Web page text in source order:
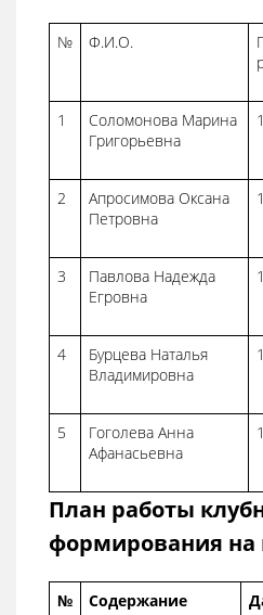
№ Ф.И.О.
1
Соломонова Марина
Григорьевна
2
Апросимова Оксана
Петровна
3
Павлова Надежда
Егровна
4
Бурцева Наталья
Владимировна
5
Гоголева Анна
Афанасьевна
План работы
формирования на
№
Содержание